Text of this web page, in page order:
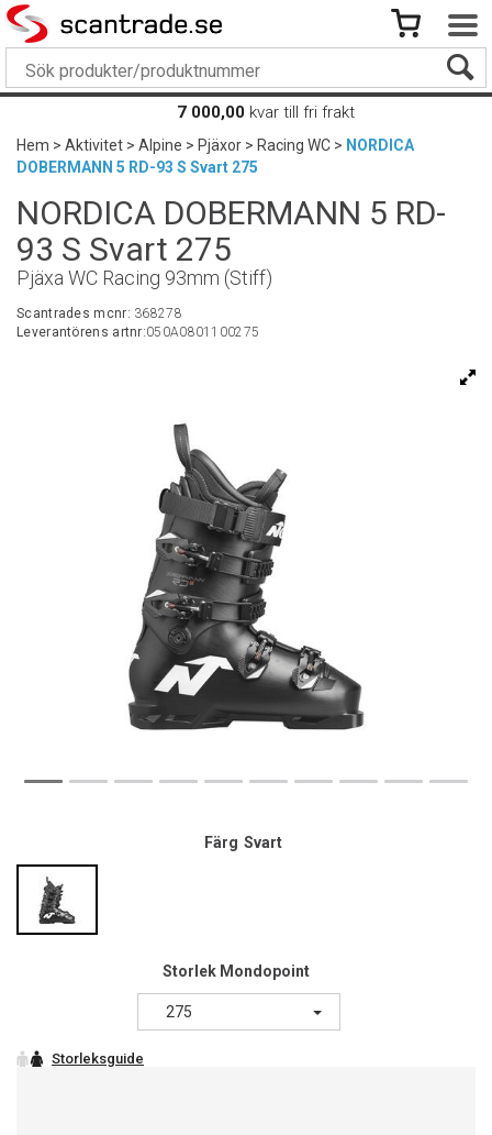
7 000,00 kvar till fri frakt
Hem>Aktivitet>Alpine>Pjäxor>Racing WC> NORDICA
DOBERMANN 5 RD-93 S Svart 275
NORDICA DOBERMANN 5 RD-
93 S Svart 275
Pjäxa WC Racing 93mm (Stiff)
Scantrades mcnr: 368278
Leverantörens artnr:050A0801100275
Färg Svart
Storlek Mondopoint
275